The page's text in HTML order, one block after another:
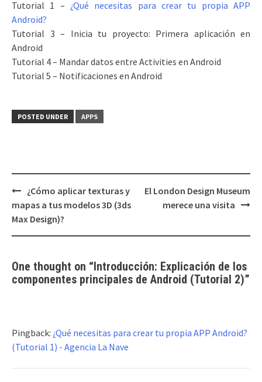
Tutorial 1 – ¿Qué necesitas para crear tu propia APP
Android?
Tutorial 3 – Inicia tu proyecto: Primera aplicación en
Android
Tutorial 4 – Mandar datos entre Activities en Android
Tutorial 5 – Notificaciones en Android
POSTED UNDER APPS
Post
navigation
¿Cómo aplicar texturas y
mapas a tus modelos 3D (3ds
Max Design)?
El London Design Museum
merece una visita
One thought on “Introducción: Explicación de los
componentes principales de Android (Tutorial 2)”
Pingback: ¿Qué necesitas para crear tu propia APP Android?
(Tutorial 1) - Agencia La Nave